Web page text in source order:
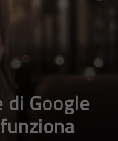
Google